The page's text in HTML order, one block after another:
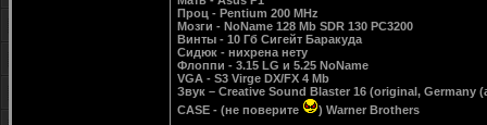
Проц - Pentium 200 MHz
Мозги - NoName 128 Mb SDR 130 PC3200
Винты - 10 Гб Сигейт Баракуда
Сидюк - нихрена нету
Флоппи - 3.15 LG и 5.25 NoName
VGA - S3 Virge DX/FX 4 Mb
Звук – Creative Sound Blaster 16 (original,
CASE - (не поверите
) Warner Brothers